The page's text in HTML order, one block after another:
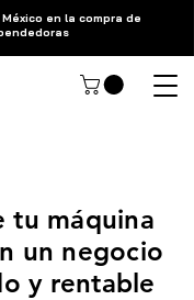
en la compra de
tu máquina
un negocio
y rentable